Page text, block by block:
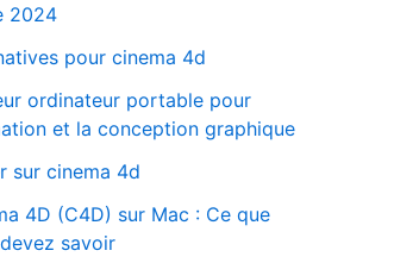
2024
pour cinema 4d
ordinateur portable pour
et la conception graphique
sur cinema 4d
4D (C4D) sur Mac : Ce que
savoir